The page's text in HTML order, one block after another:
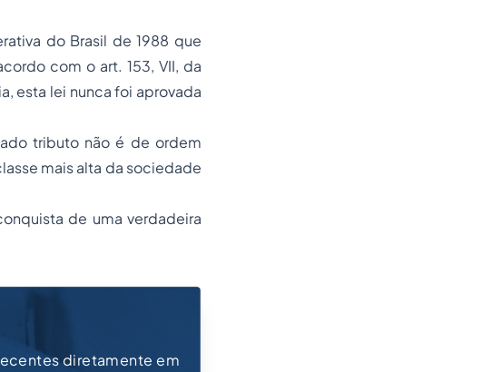
do Brasil de 1988 que
com o art. 153, VII, da
esta lei nunca foi aprovada
tributo não é de ordem
mais alta da sociedade
de uma verdadeira
diretamente em